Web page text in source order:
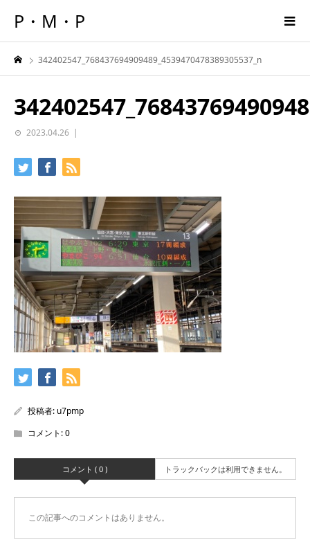
P・M・P
342402547_768437694909489_4539470478389305537_n
2023.04.26
投稿者: u7pmp
コメント:0
コメント ( 0 ) トラックバックは利用できません。
この記事へのコメントはありません。